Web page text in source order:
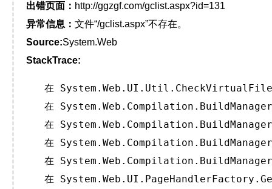
出错页面： http://ggzgf.com/gclist.aspx?id=131
异常信息： 文件“/gclist.aspx”不存在。
Source:System.Web
StackTrace:
在
在
在
在
在
在